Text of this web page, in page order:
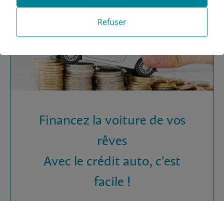
Financez la voiture de vos
rêves
Avec le crédit auto, c'est
facile !
Refuser